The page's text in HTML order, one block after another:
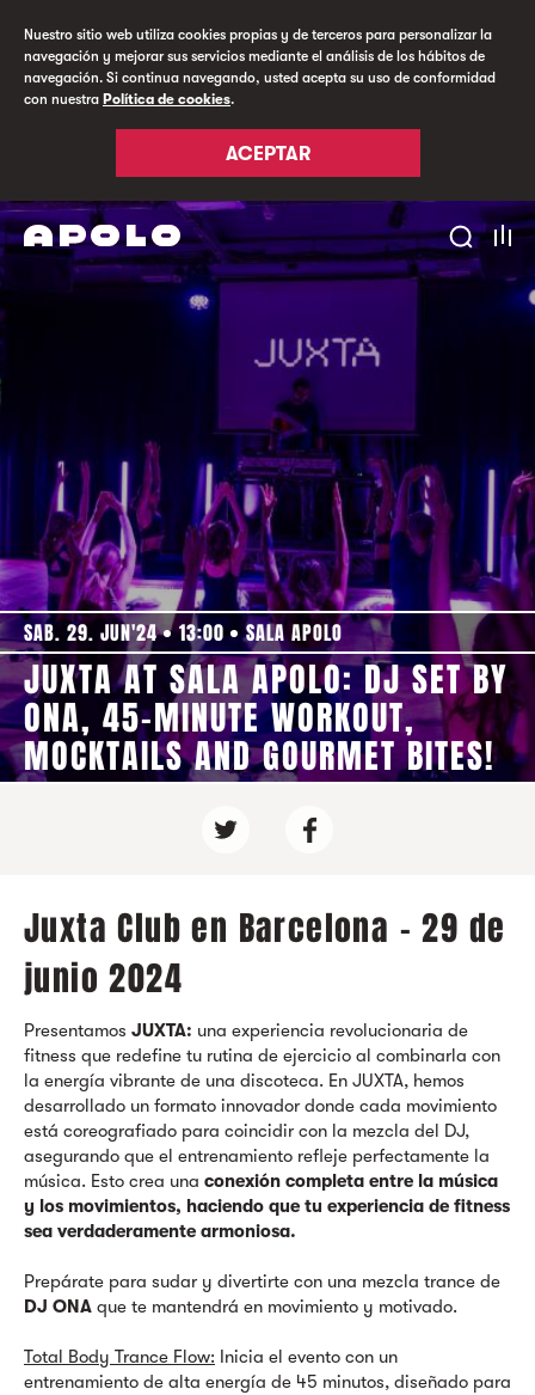
Nuestro sitio web utiliza cookies propias y de terceros para personalizar la
navegación y mejorar sus servicios mediante el análisis de los hábitos de
navegación. Si continua navegando, usted acepta su uso de conformidad
con nuestra Política de cookies.
ACEPTAR
SAB. 29. JUN'24 13:00 SALA APOLO
JUXTA AT SALA APOLO: DJ SET BY
ONA, 45-MINUTE WORKOUT,
MOCKTAILS AND GOURMET BITES!
Juxta Club en Barcelona - 29 de
junio 2024
Presentamos JUXTA: una experiencia revolucionaria de
fitness que redefine tu rutina de ejercicio al combinarla con
la energía vibrante de una discoteca. En JUXTA, hemos
desarrollado un formato innovador donde cada movimiento
está coreografiado para coincidir con la mezcla del DJ,
asegurando que el entrenamiento refleje perfectamente la
música. Esto crea una conexión completa entre la música
y los movimientos, haciendo que tu experiencia de fitness
sea verdaderamente armoniosa.
Prepárate para sudar y divertirte con una mezcla trance de
DJ ONA que te mantendrá en movimiento y motivado.
Total Body Trance Flow: Inicia el evento con un
entrenamiento de alta energía de 45 minutos, diseñado para